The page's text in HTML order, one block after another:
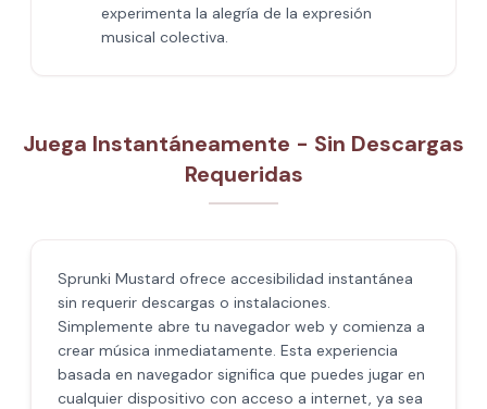
experimenta la alegría de la expresión
musical colectiva.
Juega Instantáneamente - Sin Descargas
Requeridas
Sprunki Mustard ofrece accesibilidad instantánea
sin requerir descargas o instalaciones.
Simplemente abre tu navegador web y comienza a
crear música inmediatamente. Esta experiencia
basada en navegador significa que puedes jugar en
cualquier dispositivo con acceso a internet, ya sea